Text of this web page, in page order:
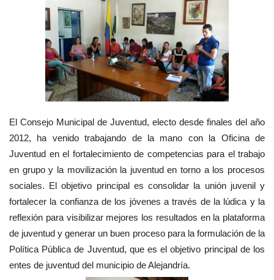
El Consejo Municipal de Juventud, electo desde finales del año
2012, ha venido trabajando de la mano con la Oficina de
Juventud en el fortalecimiento de competencias para el trabajo
en grupo y la movilización la juventud en torno a los procesos
sociales. El objetivo principal es consolidar la unión juvenil y
fortalecer la confianza de los jóvenes a través de la lúdica y la
reflexión para visibilizar mejores los resultados en la plataforma
de juventud y generar un buen proceso para la formulación de la
Política Pública de Juventud, que es el objetivo principal de los
entes de juventud del municipio de Alejandría.